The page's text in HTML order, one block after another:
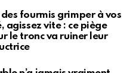
des fourmis grimper à vos
agissez vite : ce piège
le tronc va ruiner leur